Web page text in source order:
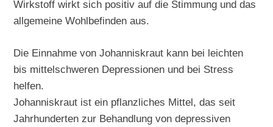
Wirkstoff wirkt sich positiv auf die Stimmung und das
allgemeine Wohlbefinden aus.
Die Einnahme von Johanniskraut kann bei leichten
bis mittelschweren Depressionen und bei Stress
helfen.
Johanniskraut ist ein pflanzliches Mittel, das seit
Jahrhunderten zur Behandlung von depressiven